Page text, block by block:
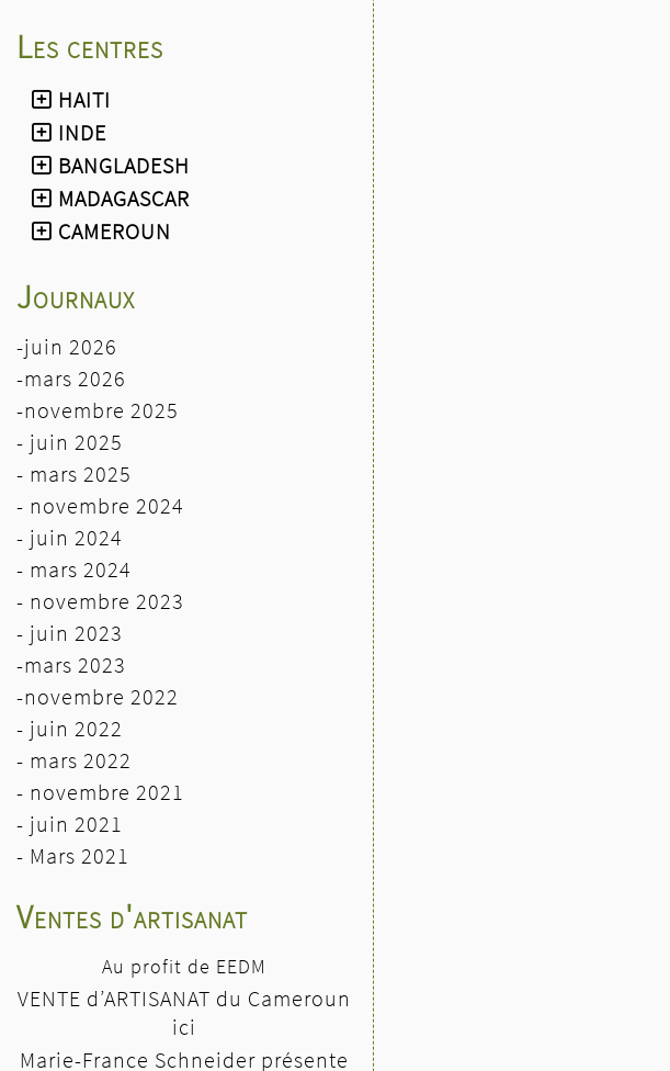
(musique traditionnelle
ancienne de source slave et
tzigane)
- le dimanche 8 novembre 2026
à midi: repas Baeckeoffe à
l'Espace W de Weyersheim
- le dimanche 14 novembre :
stand EEDM à la fête de la St
Martin de 10h à 18h à la salle
Les centres
HAITI
INDE
BANGLADESH
MADAGASCAR
CAMEROUN
Journaux
-juin 2026
-mars 2026
-novembre 2025
- juin 2025
- mars 2025
- novembre 2024
- juin 2024
- mars 2024
- novembre 2023
- juin 2023
-mars 2023
-novembre 2022
- juin 2022
- mars 2022
- novembre 2021
- juin 2021
- Mars 2021
Ventes d'artisanat
Au profit de EEDM
VENTE d’ARTISANAT du Cameroun
ici
Marie-France Schneider présente